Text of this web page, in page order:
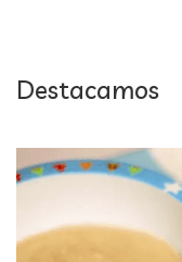
Destacamos